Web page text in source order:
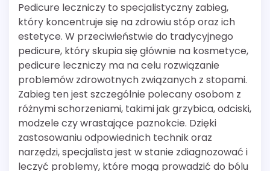
Pedicure leczniczy to specjalistyczny zabieg,
który koncentruje się na zdrowiu stóp oraz ich
estetyce. W przeciwieństwie do tradycyjnego
pedicure, który skupia się głównie na kosmetyce,
pedicure leczniczy ma na celu rozwiązanie
problemów zdrowotnych związanych z stopami.
Zabieg ten jest szczególnie polecany osobom z
różnymi schorzeniami, takimi jak grzybica, odciski,
modzele czy wrastające paznokcie. Dzięki
zastosowaniu odpowiednich technik oraz
narzędzi, specjalista jest w stanie zdiagnozować i
leczyć problemy, które mogą prowadzić do bólu